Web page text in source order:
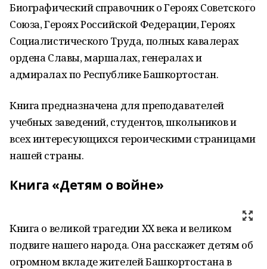
Биографический справочник о Героях Советского
Союза, Героях Российской Федерации, Героях
Социалистического Труда, полных кавалерах
ордена Славы, маршалах, генералах и
адмиралах по Республике Башкортостан.
Книга предназначена для преподавателей
учебных заведений, студентов, школьников и
всех интересующихся героическими страницами
нашей страны.
Книга «Детям о войне»
Книга о великой трагедии XX века и великом
подвиге нашего народа. Она расскажет детям об
огромном вкладе жителей Башкортостана в